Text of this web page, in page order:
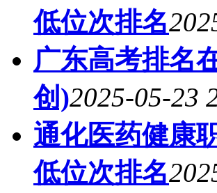
低位次排名
广东高考排名
创)2025-05-23
通化医药健康
低位次排名